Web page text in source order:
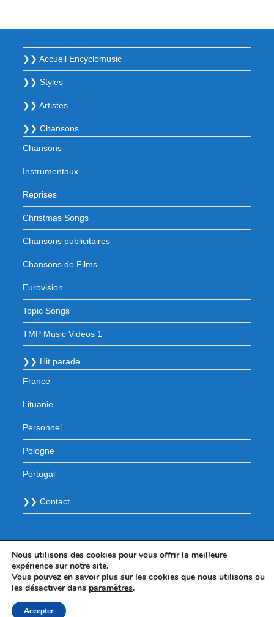
❯❯ Accueil Encyclomusic
❯❯ Styles
❯❯ Artistes
❯❯ Chansons
Chansons
Instrumentaux
Reprises
Christmas Songs
Chansons publicitaires
Chansons de Films
Eurovision
Topic Songs
TMP Music Videos 1
❯❯ Hit parade
France
Lituanie
Personnel
Pologne
Portugal
❯❯ Contact
Nous utilisons des cookies pour vous offrir la meilleure
expérience sur notre site.
Vous pouvez en savoir plus sur les cookies que nous utilisons ou
les désactiver dans paramètres.
Accepter